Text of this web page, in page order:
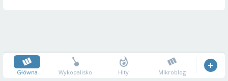
Główna Wykopalisko Hity Mikroblog